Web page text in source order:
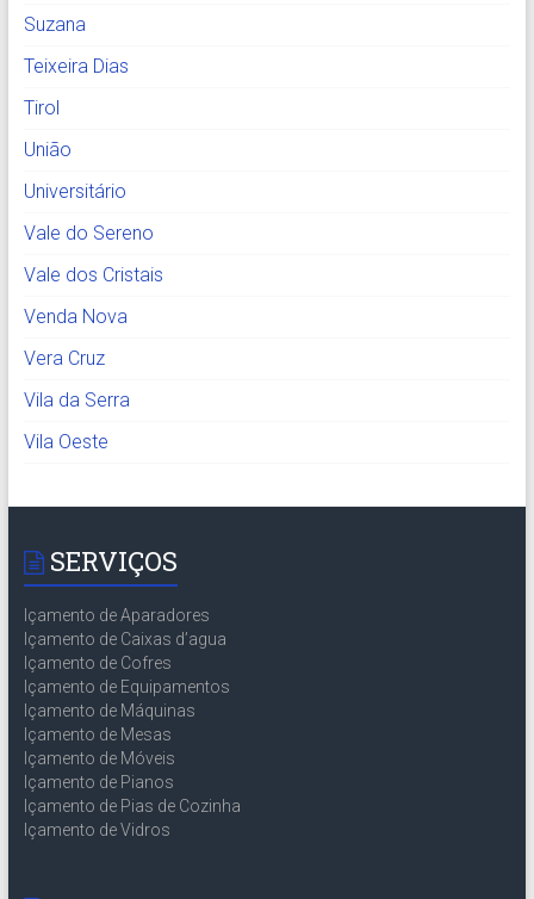
Suzana
Teixeira Dias
Tirol
União
Universitário
Vale do Sereno
Vale dos Cristais
Venda Nova
Vera Cruz
Vila da Serra
Vila Oeste
SERVIÇOS
Içamento de Aparadores
Içamento de Caixas d’agua
Içamento de Cofres
Içamento de Equipamentos
Içamento de Máquinas
Içamento de Mesas
Içamento de Móveis
Içamento de Pianos
Içamento de Pias de Cozinha
Içamento de Vidros